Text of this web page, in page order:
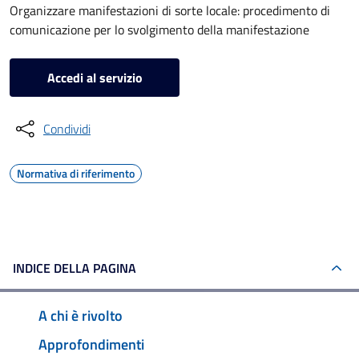
Organizzare manifestazioni di sorte locale: procedimento di
comunicazione per lo svolgimento della manifestazione
Accedi al servizio
Condividi
Normativa di riferimento
INDICE DELLA PAGINA
A chi è rivolto
Approfondimenti